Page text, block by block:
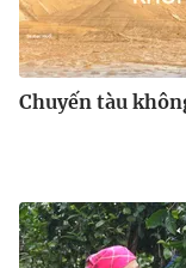
Chuyến tàu